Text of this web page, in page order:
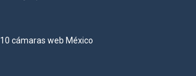
cámaras web México